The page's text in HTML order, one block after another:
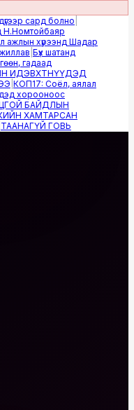
сард болно|
хүрээнд Шадар
|Бүх шатанд
гадаад
ИДЭВХТНҮҮДЭД
|КОП17: Соёл, аялал
хорооноос
БАЙДЛЫН
ХАМТАРСАН
ГОВЬ